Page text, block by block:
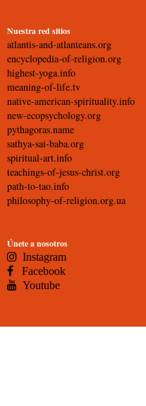
Nuestra red sitios
atlantis-and-atlanteans.org
encyclopedia-of-religion.org
highest-yoga.info
meaning-of-life.tv
native-american-spirituality.info
new-ecopsychology.org
pythagoras.name
sathya-sai-baba.org
spiritual-art.info
teachings-of-jesus-christ.org
path-to-tao.info
philosophy-of-religion.org.ua
Únete a nosotros
Instagram
Facebook
Youtube